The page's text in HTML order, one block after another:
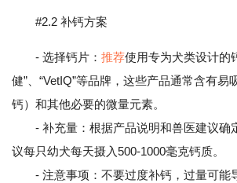
#2.2 补钙方案
- 选择钙片： 推荐使用专为犬类设计的
健”、“VetIQ”等品牌，这些产品通常含有易
钙）和其他必要的微量元素。
- 补充量：根据产品说明和兽医建议确
议每只幼犬每天摄入500-1000毫克钙质。
- 注意事项：不要过度补钙，过量可能